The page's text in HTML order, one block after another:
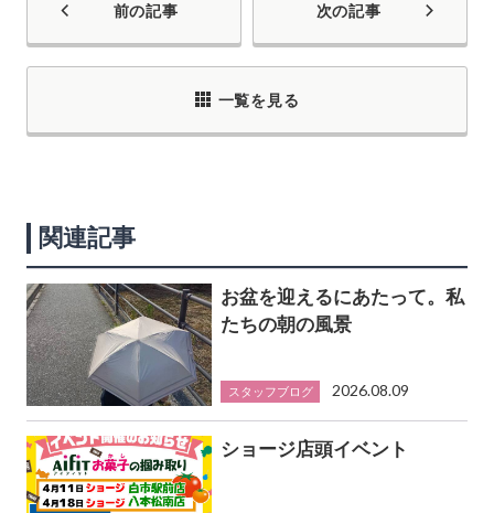
前の記事 次の記事
一覧を見る
関連記事
お盆を迎えるにあたって。私
たちの朝の風景
スタッフブログ 2026.08.09
ショージ店頭イベント